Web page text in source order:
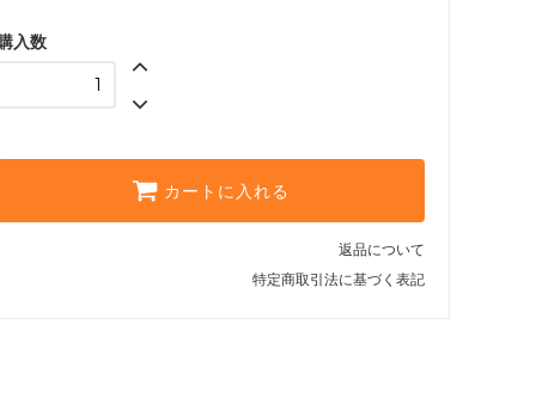
入数
カートに入れる
返品について
特定商取引法に基づく表記